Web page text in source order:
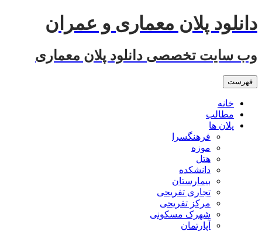
رفتن
به
دانلود پلان معماری و عمران
وب سایت تخصصی دانلود پلان معماری
فهرست
خانه
مطالب
پلان ها
فرهنگسرا
موزه
هتل
دانشکده
بیمارستان
تجاری تفریحی
مرکز تفریحی
شهرک مسکونی
آپارتمان